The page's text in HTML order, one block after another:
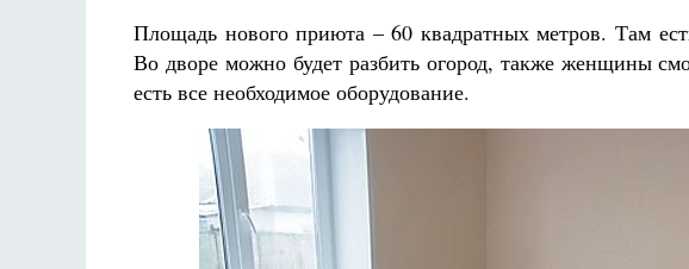
Площадь нового приюта – 60 квадратных метров. Там
Во дворе можно будет разбить огород, также женщины
есть все необходимое оборудование.